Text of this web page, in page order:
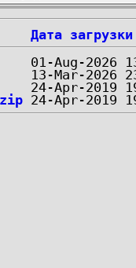
Дата загрузки